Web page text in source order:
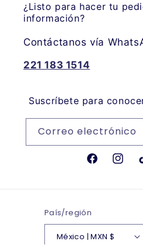
¿Listo para hacer tu
información?
Contáctanos vía
221 183 1514
Suscríbete para
Correo electrónico
Facebook
País/región
México | MXN $